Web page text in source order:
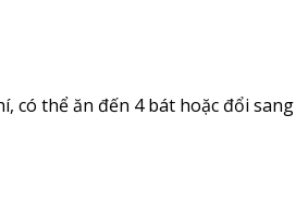
có thể ăn đến 4 bát hoặc đổi sang